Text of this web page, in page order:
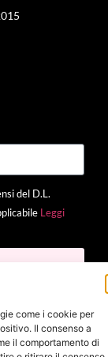
come i cookie per
Il consenso a
il comportamento di
del D.L.
Leggi
with byJenny